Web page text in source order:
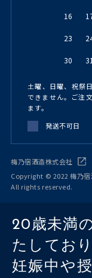
16
23
30 31
土曜、日曜、祝祭
できません。ご注
ます。
発送不可日
梅乃宿酒造株式会社
Copyright © 2022 梅乃宿
All rights reserved.
20歳未満
たしてお
妊娠中や